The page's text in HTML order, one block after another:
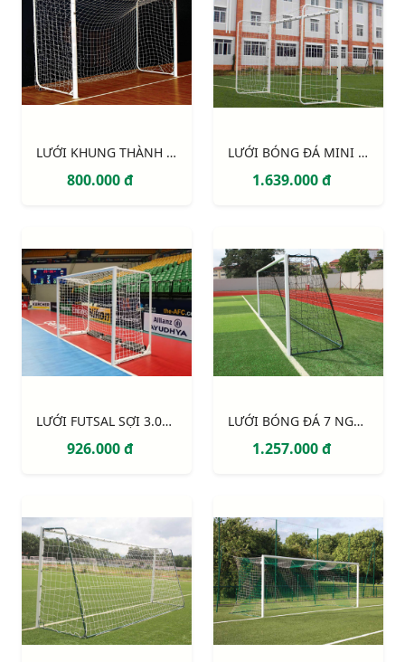
LƯỚI KHUNG THÀNH 5 NGƯỜI 233120
800.000 đ
LƯỚI BÓNG ĐÁ MINI và BÓNG NÉM S16882W
1.639.000 đ
LƯỚI FUTSAL SỢI 3.0MM, Ô ĐƠN 100MM S16862W
926.000 đ
LƯỚI BÓNG ĐÁ 7 NGƯỜI SỢI 3MM S12765W
1.257.000 đ